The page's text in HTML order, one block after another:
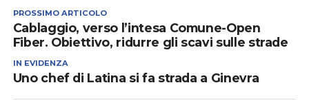
PROSSIMO ARTICOLO
Cablaggio, verso l’intesa Comune-Open
Fiber. Obiettivo, ridurre gli scavi sulle strade
IN EVIDENZA
Uno chef di Latina si fa strada a Ginevra